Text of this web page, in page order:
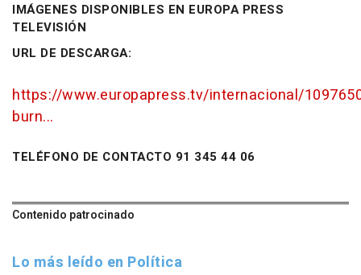
IMÁGENES DISPONIBLES EN EUROPA PRESS
TELEVISIÓN
URL DE DESCARGA:
https://www.europapress.tv/internacional/
burn...
TELÉFONO DE CONTACTO 91 345 44 06
Contenido patrocinado
Lo más leído en Política